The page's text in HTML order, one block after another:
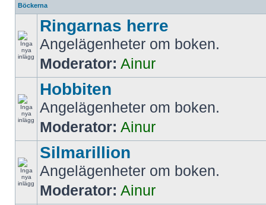
Böckerna
Ringarnas herre
Angelägenheter om boken.
Moderator: Ainur
Hobbiten
Angelägenheter om boken.
Moderator: Ainur
Silmarillion
Angelägenheter om boken.
Moderator: Ainur